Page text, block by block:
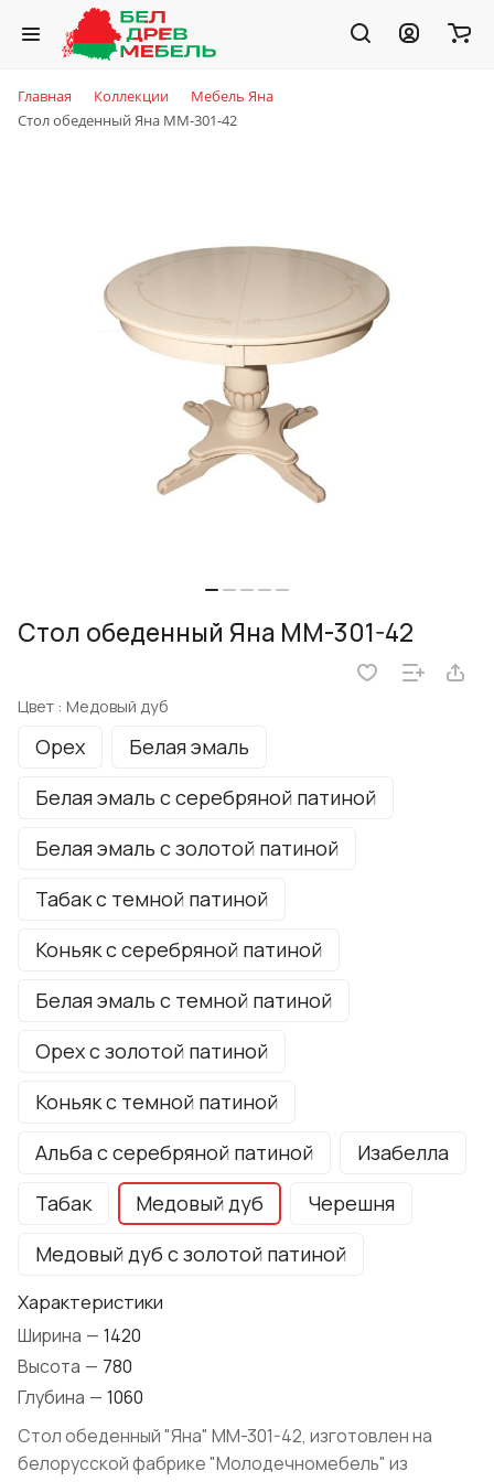
Главная Коллекции
Мебель Яна
Стол обеденный Яна ММ-301-42
Стол обеденный Яна ММ-301-42
Цвет : Медовый дуб
Орех
Белая эмаль
Белая эмаль с серебряной патиной
Белая эмаль с золотой патиной
Табак с темной патиной
Коньяк с серебряной патиной
Белая эмаль с темной патиной
Орех с золотой патиной
Коньяк с темной патиной
Альба с серебряной патиной
Изабелла
Табак
Медовый дуб
Черешня
Медовый дуб с золотой патиной
Характеристики
Ширина — 1420
Высота — 780
Глубина — 1060
Стол обеденный "Яна" ММ-301-42, изготовлен на
белорусской фабрике "Молодечномебель" из